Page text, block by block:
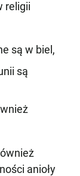
religii
są w biel,
są
anioły